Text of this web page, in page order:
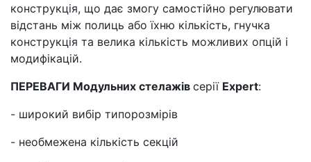
конструкція, що дає змогу самостійно регулювати
відстань між полиць або їхню кількість, гнучка
конструкція та велика кількість можливих опцій і
модифікацій.
ПЕРЕВАГИ Модульних стелажів серії Expert:
- широкий вибір типорозмірів
- необмежена кількість секцій